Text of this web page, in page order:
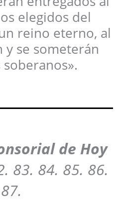
elegidos del
reino eterno, al
se someterán
de Hoy
83. 84. 85. 86.
87.